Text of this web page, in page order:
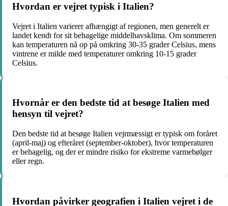
Hvordan er vejret typisk i Italien?
Vejret i Italien varierer afhængigt af regionen, men generelt er
landet kendt for sit behagelige middelhavsklima. Om sommeren
kan temperaturen nå op på omkring 30-35 grader Celsius, mens
vintrene er milde med temperaturer omkring 10-15 grader
Celsius.
Hvornår er den bedste tid at besøge Italien med
hensyn til vejret?
Den bedste tid at besøge Italien vejrmæssigt er typisk om foråret
(april-maj) og efteråret (september-oktober), hvor temperaturen
er behagelig, og der er mindre risiko for ekstreme varmebølger
eller regn.
Hvordan påvirker geografien i Italien vejret i de